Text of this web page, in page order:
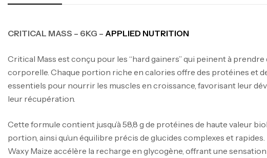
CRITICAL MASS – 6KG – APPLIED NUTRITION
Critical Mass est conçu pour les “hard gainers” qui peinent à prendre
corporelle. Chaque portion riche en calories offre des protéines et
essentiels pour nourrir les muscles en croissance, favorisant leur
leur récupération.
Cette formule contient jusqu’à 58,8 g de protéines de haute valeur
portion, ainsi qu’un équilibre précis de glucides complexes et rapides.
Waxy Maize accélère la recharge en glycogène, offrant une sensation